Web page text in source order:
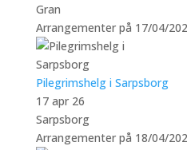
Gran
Arrangementer på 17/04/
Pilegrimshelg i Sarpsborg
17 apr 26
Sarpsborg
Arrangementer på 18/04/